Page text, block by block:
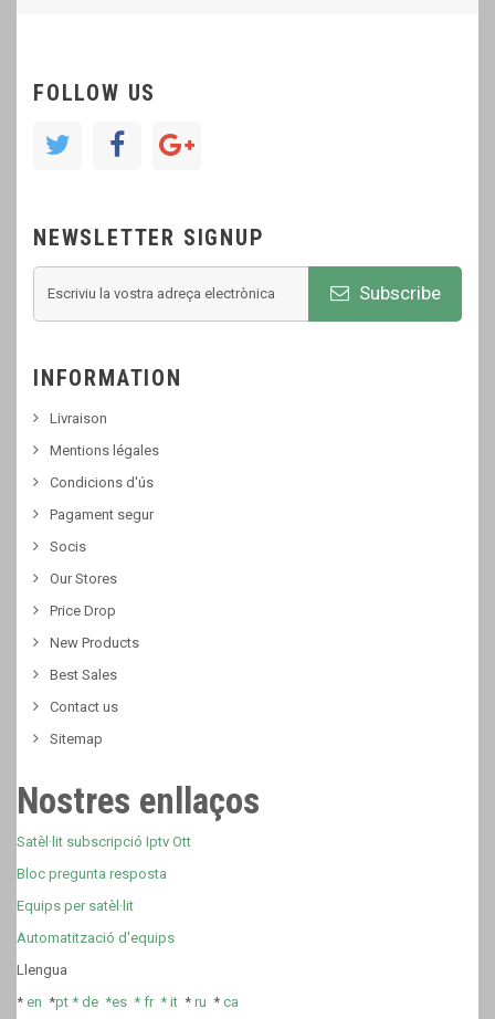
FOLLOW US
NEWSLETTER SIGNUP
Subscribe
INFORMATION
Livraison
Mentions légales
Condicions d'ús
Pagament segur
Socis
Our Stores
Price Drop
New Products
Best Sales
Contact us
Sitemap
Nostres enllaços
Satèl·lit subscripció Iptv Ott
Bloc pregunta resposta
Equips per satèl·lit
Automatització d'equips
Llengua
* en *pt * de *es * fr* it * ru * ca